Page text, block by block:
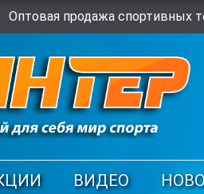
Оптовая продажа спортивных
ВИДЕО